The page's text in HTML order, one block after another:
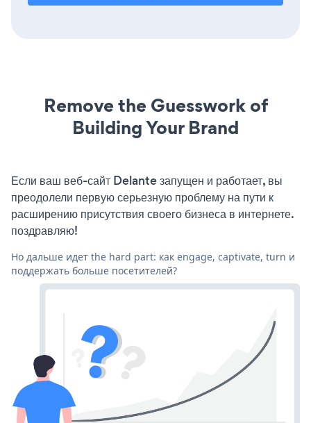
Remove the Guesswork of
Building Your Brand
Если ваш веб-сайт Delante запущен и работает, вы
преодолели первую серьезную проблему на пути к
расширению присутствия своего бизнеса в интернете.
поздравляю!
Но дальше идет the hard part: как engage, captivate, turn и
поддержать больше посетителей?